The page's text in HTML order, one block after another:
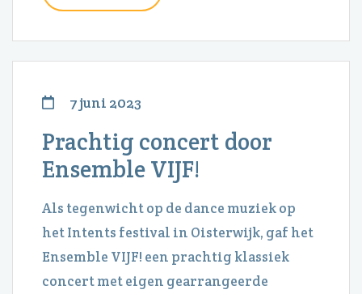
7 juni 2023
Prachtig concert door
Ensemble VIJF!
Als tegenwicht op de dance muziek op
het Intents festival in Oisterwijk, gaf het
Ensemble VIJF! een prachtig klassiek
concert met eigen gearrangeerde